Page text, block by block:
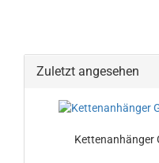
Zuletzt angesehen
Kettenanhänger